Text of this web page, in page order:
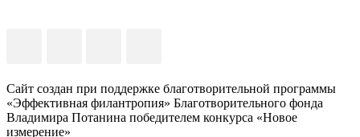
Сайт создан при поддержке благотворительной программы
«Эффективная филантропия» Благотворительного фонда
Владимира Потанина победителем конкурса «Новое
измерение»